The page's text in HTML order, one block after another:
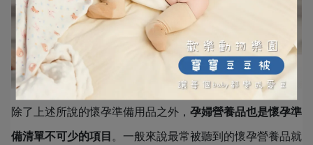
除了上述所說的懷孕準備用品之外， 孕婦營養品也是懷孕準
備清單不可少的項目 。一般來說最常被聽到的懷孕營養品就